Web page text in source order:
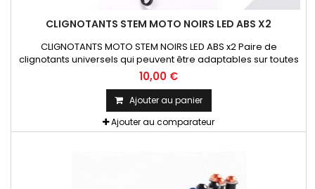
CLIGNOTANTS STEM MOTO NOIRS LED ABS X2
CLIGNOTANTS MOTO STEM NOIRS LED ABS x2 Paire de
clignotants universels qui peuvent être adaptables sur toutes
motos ou scooters
10,00 €
Ajouter au panier
Ajouter au comparateur